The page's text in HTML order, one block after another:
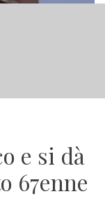
e si dà
67enne